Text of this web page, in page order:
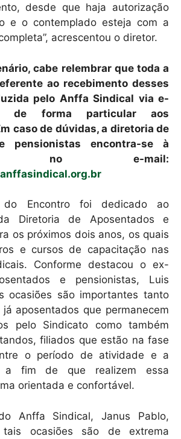
desde que haja autorização
e o contemplado esteja com a
acrescentou o diretor.
cabe relembrar que toda a
ao recebimento desses
pelo Anffa Sindical via e-
de forma particular aos
caso de dúvidas, a diretoria de
pensionistas encontra-se à
no e-mail:
Encontro foi dedicado ao
Diretoria de Aposentados e
os próximos dois anos, os quais
e cursos de capacitação nas
Conforme destacou o ex-
e pensionistas, Luis
ocasiões são importantes tanto
aposentados que permanecem
pelo Sindicato como também
filiados que estão na fase
o período de atividade e a
a fim de que realizem essa
orientada e confortável.
Anffa Sindical, Janus Pablo,
ocasiões são de extrema